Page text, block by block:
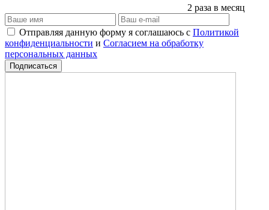
2 раза в месяц
Отправляя данную форму я соглашаюсь с Политикой
конфиденциальности и Согласием на обработку
персональных данных
Подписаться